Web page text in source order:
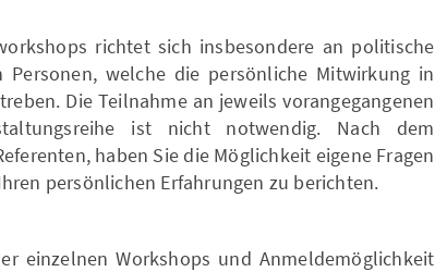
richtet sich insbesondere an politische
Personen, welche die persönliche Mitwirkung in
Die Teilnahme an jeweils vorangegangenen
ist nicht notwendig. Nach dem
haben Sie die Möglichkeit eigene Fragen
persönlichen Erfahrungen zu berichten.
einzelnen Workshops und Anmeldemöglichkeit